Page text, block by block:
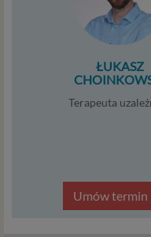
ŁUKASZ
Terapeuta
Umów termin
przetwarzania
zapewnienia (np.
profilu tego
w stanie
korzystać.
Niezbędność
z prawnie
przez
podstawa
przypadków,
uzasadnione z
potrzeby, co